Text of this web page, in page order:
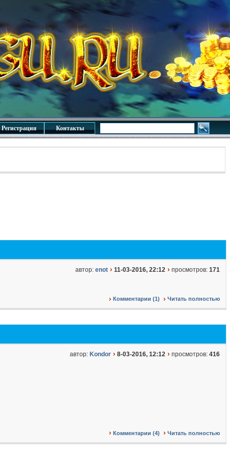
Регистрация Контакты
автор: enot 11-03-2016, 22:12 просмотров: 171
Комментарии (1) Читать полностью
автор: Kondor 8-03-2016, 12:12 просмотров: 416
Комментарии (4) Читать полностью